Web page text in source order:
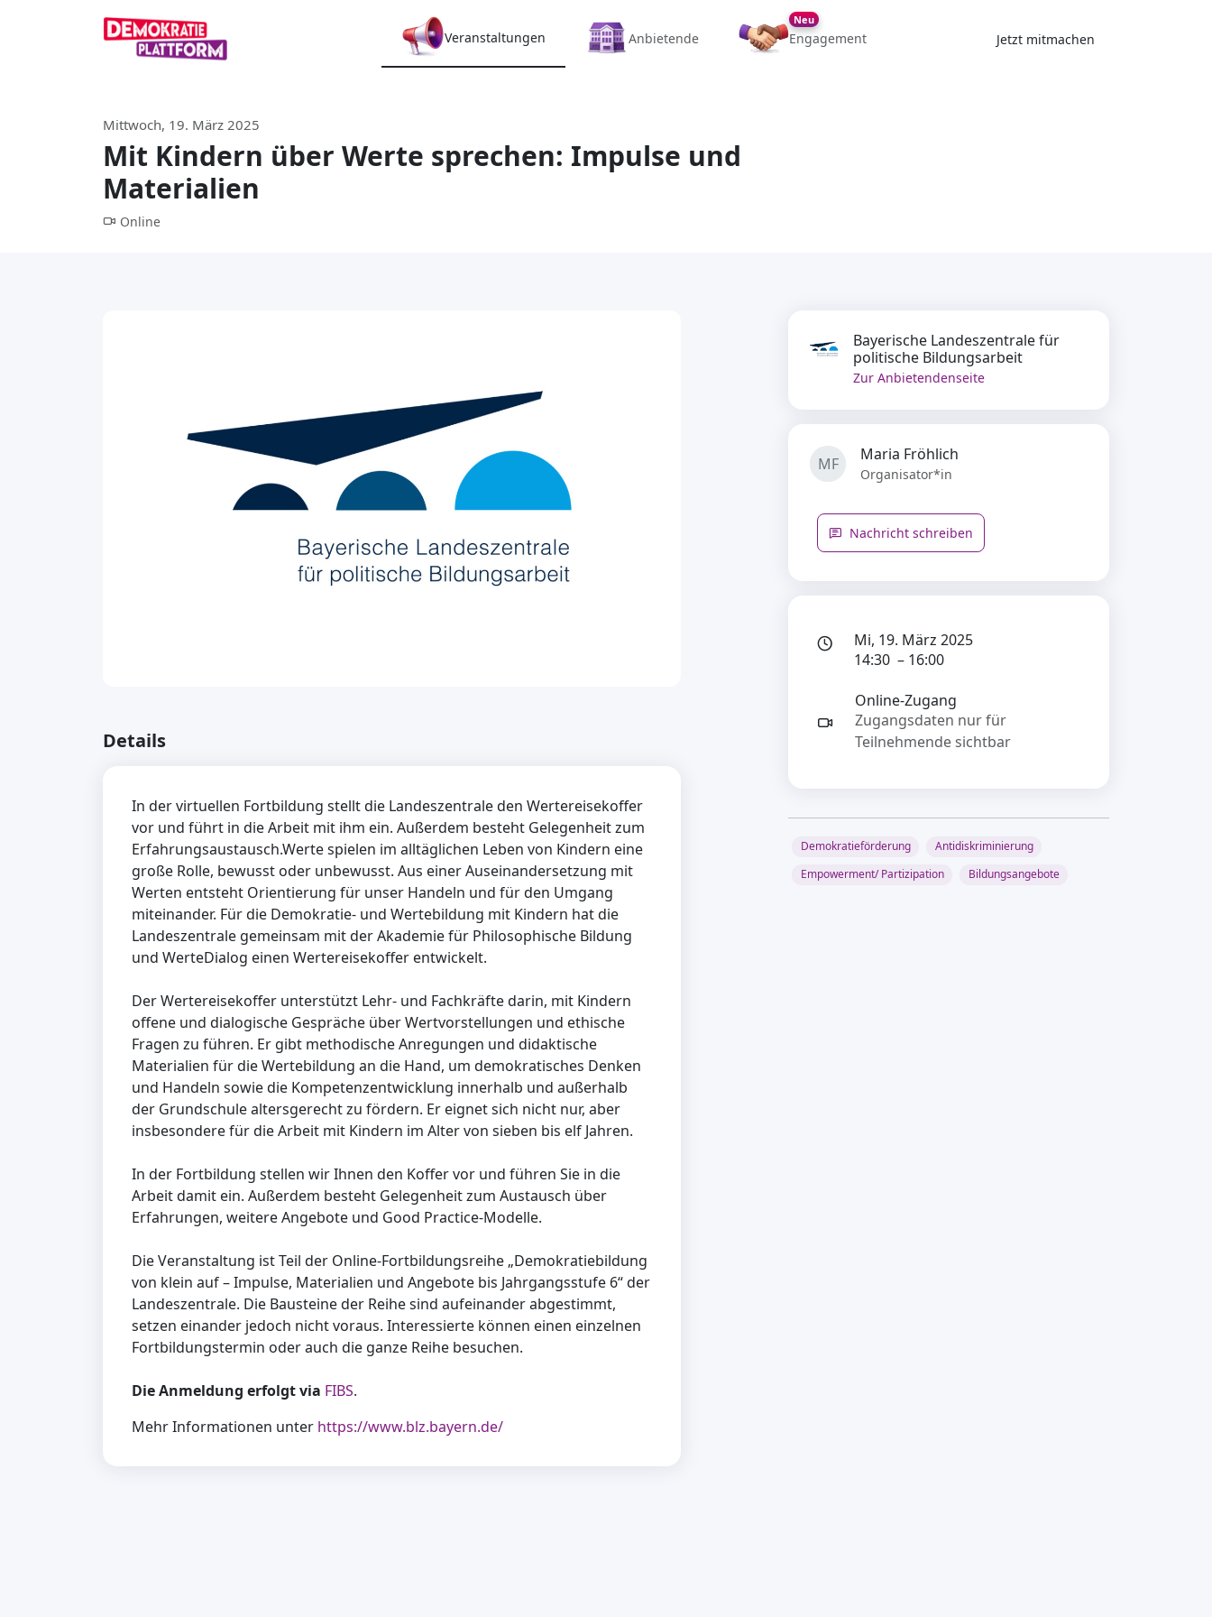
Veranstaltungen Anbietende Engagement
Neu
Jetzt mitmachen
Mittwoch, 19. März 2025
Mit Kindern über Werte sprechen: Impulse und
Materialien
Online
Details
In der virtuellen Fortbildung stellt die Landeszentrale den Wertereisekoffer
vor und führt in die Arbeit mit ihm ein. Außerdem besteht Gelegenheit zum
Erfahrungsaustausch.Werte spielen im alltäglichen Leben von Kindern eine
große Rolle, bewusst oder unbewusst. Aus einer Auseinandersetzung mit
Werten entsteht Orientierung für unser Handeln und für den Umgang
miteinander. Für die Demokratie- und Wertebildung mit Kindern hat die
Landeszentrale gemeinsam mit der Akademie für Philosophische Bildung
und WerteDialog einen Wertereisekoffer entwickelt.
Der Wertereisekoffer unterstützt Lehr- und Fachkräfte darin, mit Kindern
offene und dialogische Gespräche über Wertvorstellungen und ethische
Fragen zu führen. Er gibt methodische Anregungen und didaktische
Materialien für die Wertebildung an die Hand, um demokratisches Denken
und Handeln sowie die Kompetenzentwicklung innerhalb und außerhalb
der Grundschule altersgerecht zu fördern. Er eignet sich nicht nur, aber
insbesondere für die Arbeit mit Kindern im Alter von sieben bis elf Jahren.
In der Fortbildung stellen wir Ihnen den Koffer vor und führen Sie in die
Arbeit damit ein. Außerdem besteht Gelegenheit zum Austausch über
Erfahrungen, weitere Angebote und Good Practice-Modelle.
Die Veranstaltung ist Teil der Online-Fortbildungsreihe „Demokratiebildung
von klein auf – Impulse, Materialien und Angebote bis Jahrgangsstufe 6“ der
Landeszentrale. Die Bausteine der Reihe sind aufeinander abgestimmt,
setzen einander jedoch nicht voraus. Interessierte können einen einzelnen
Fortbildungstermin oder auch die ganze Reihe besuchen.
Die Anmeldung erfolgt via FIBS.
Mehr Informationen unter https://www.blz.bayern.de/
Bayerische Landeszentrale für
politische Bildungsarbeit
Zur Anbietendenseite
MF Maria Fröhlich
Organisator*in
Nachricht schreiben
Mi, 19. März 2025
14:30 – 16:00
Online-Zugang
Zugangsdaten nur für
Teilnehmende sichtbar
Demokratieförderung
Antidiskriminierung
Empowerment/ Partizipation
Bildungsangebote